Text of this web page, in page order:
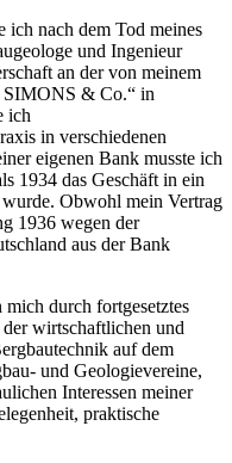
ich nach dem Tod meines
und Ingenieur
an der von meinem
SIMONS & Co.“ in
ich
in verschiedenen
eigenen Bank musste ich
1934 das Geschäft in ein
wurde. Obwohl mein Vertrag
1936 wegen der
aus der Bank
durch fortgesetztes
wirtschaftlichen und
auf dem
und Geologievereine,
Interessen meiner
praktische